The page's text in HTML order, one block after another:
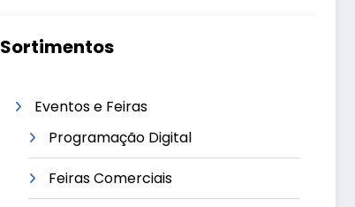
Sortimentos
Eventos e Feiras
Programação Digital
Feiras Comerciais